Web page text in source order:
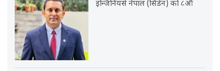
इन्जिनियर्स नेपाल (सिडेन) को ८औं